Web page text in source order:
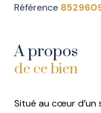
Référence
A propos
de ce bien
Situé au cœur